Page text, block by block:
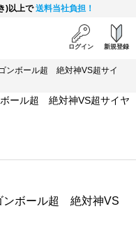
)以上で送料当社負担！
ログイン 新規登録
ンボール超 絶対神VS超サイ
ンボール超 絶対神VS